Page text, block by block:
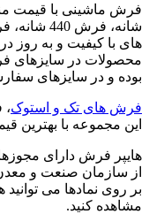
شانه، فرش 440 شانه، فرش فانتزی،
های با کیفیت و به روز
بوده و در سایزهای
فرش های تک و استوک،
این مجموعه با بهترین
هایپر فرش دارای
از سازمان صنعت و
بر روی نمادها می
مشاهده کنید.